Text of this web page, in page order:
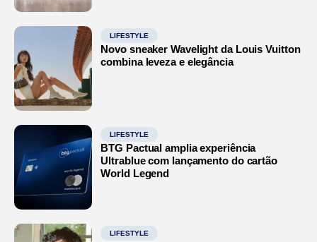
LIFESTYLE
Novo sneaker Wavelight da Louis Vuitton
combina leveza e elegância
LIFESTYLE
BTG Pactual amplia experiência
Ultrablue com lançamento do cartão
World Legend
LIFESTYLE